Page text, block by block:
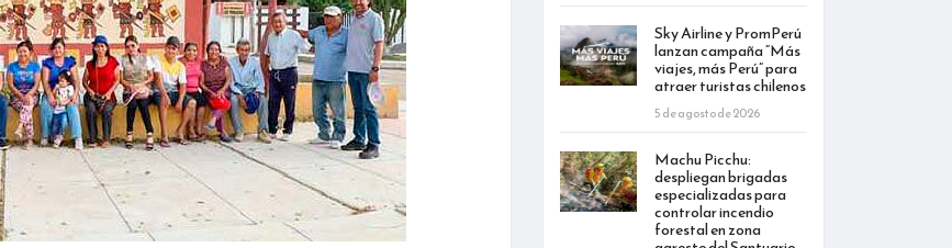
Sky Airline y PromPerú
lanzan campaña “Más
viajes, más Perú” para
atraer turistas chilenos
5 de agosto de 2026
Machu Picchu:
despliegan brigadas
especializadas para
controlar incendio
forestal en zona